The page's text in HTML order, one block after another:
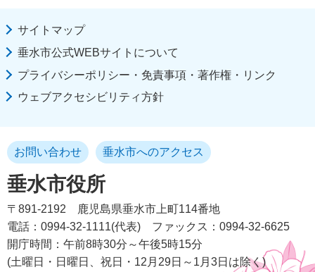
サイトマップ
垂水市公式WEBサイトについて
プライバシーポリシー・免責事項・著作権・リンク
ウェブアクセシビリティ方針
垂水市役所
お問い合わせ 垂水市へのアクセス
〒891-2192
鹿児島県垂水市上町114番地
電話：0994-32-1111(代表)
ファックス：0994-32-6625
開庁時間：午前8時30分～午後5時15分
(土曜日・日曜日、祝日・12月29日～1月3日は除く)